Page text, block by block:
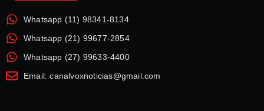
Whatsapp (11) 98341-8134
Whatsapp (21) 99677-2854
Whatsapp (27) 99633-4400
Email: canalvoxnoticias@gmail.com